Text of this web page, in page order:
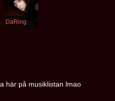
DaRing
här på musiklistan lmao